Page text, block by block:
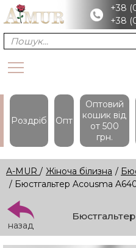
+38
+38
Роздріб Опт
Оптовий
кошик вiд
от 500
грн.
A-MUR / Жіноча білизна /
/ Бюстгальтер Acousma
назад